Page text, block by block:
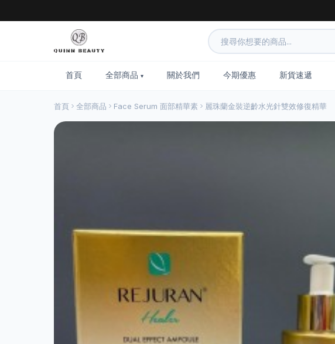
首頁 全部商品 關於我們 今期優惠 新貨速遞
首頁 全部商品 Face Serum 面部精華素 麗珠蘭金裝逆齡水光針雙效修復精華